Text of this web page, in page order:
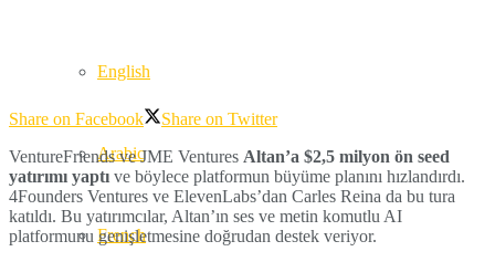
English
Arabic
French
Share on Facebook
Share on Twitter
VentureFriends ve JME Ventures Altan’a $2,5 milyon ön seed
yatırımı yaptı ve böylece platformun büyüme planını hızlandırdı.
4Founders Ventures ve ElevenLabs’dan Carles Reina da bu tura
katıldı. Bu yatırımcılar, Altan’ın ses ve metin komutlu AI
platformunu genişletmesine doğrudan destek veriyor.